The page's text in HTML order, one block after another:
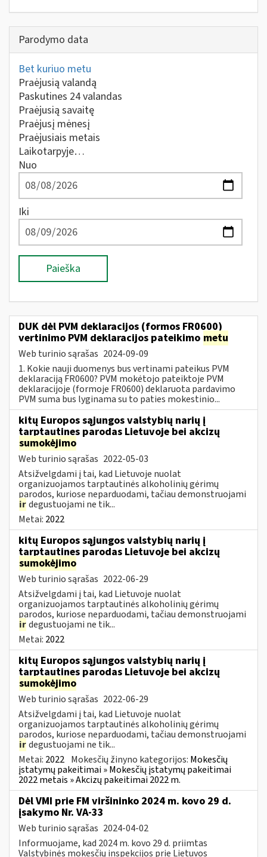
Parodymo data
Bet kuriuo metu
Praėjusią valandą
Paskutines 24 valandas
Praėjusią savaitę
Praėjusį mėnesį
Praėjusiais metais
Laikotarpyje…
Nuo
Iki
Paieška
DUK dėl PVM deklaracijos (formos FR0600)
vertinimo PVM deklaracijos pateikimo metu
Web turinio sąrašas 2024-09-09
1. Kokie nauji duomenys bus vertinami pateikus PVM
deklaraciją FR0600? PVM mokėtojo pateiktoje PVM
deklaracijoje (formoje FR0600) deklaruota pardavimo
PVM suma bus lyginama su to paties mokestinio...
kitų Europos sąjungos valstybių narių į
tarptautines parodas Lietuvoje bei akcizų
sumokėjimo
Web turinio sąrašas 2022-05-03
Atsižvelgdami į tai, kad Lietuvoje nuolat
organizuojamos tarptautinės alkoholinių gėrimų
parodos, kuriose neparduodami, tačiau demonstruojami
irdegustuojami ne tik...
Metai: 2022
kitų Europos sąjungos valstybių narių į
tarptautines parodas Lietuvoje bei akcizų
sumokėjimo
Web turinio sąrašas 2022-06-29
Atsižvelgdami į tai, kad Lietuvoje nuolat
organizuojamos tarptautinės alkoholinių gėrimų
parodos, kuriose neparduodami, tačiau demonstruojami
irdegustuojami ne tik...
Metai: 2022
kitų Europos sąjungos valstybių narių į
tarptautines parodas Lietuvoje bei akcizų
sumokėjimo
Web turinio sąrašas 2022-06-29
Atsižvelgdami į tai, kad Lietuvoje nuolat
organizuojamos tarptautinės alkoholinių gėrimų
parodos, kuriose neparduodami, tačiau demonstruojami
irdegustuojami ne tik...
Metai: 2022 Mokesčių žinyno kategorijos: Mokesčių
įstatymų pakeitimai » Mokesčių įstatymų pakeitimai
2022 metais » Akcizų pakeitimai 2022 m.
Dėl VMI prie FM viršininko 2024 m. kovo 29 d.
įsakymo Nr. VA-33
Web turinio sąrašas 2024-04-02
Informuojame, kad 2024 m. kovo 29 d. priimtas
Valstybinės mokesčių inspekcijos prie Lietuvos